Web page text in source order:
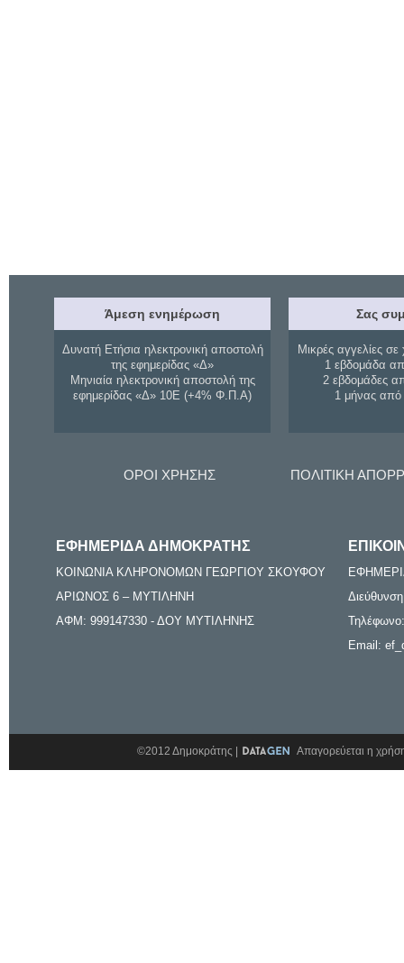
Άμεση ενημέρωση
Δυνατή Ετήσια ηλεκτρονική αποστολή
της εφημερίδας «Δ»
Μηνιαία ηλεκτρονική αποστολή της
εφημερίδας «Δ» 10Ε (+4% Φ.Π.Α)
Σας
Μικρές αγγελίες σε
1 εβδομάδα
2 εβδομάδες
1 μήνας
ΟΡΟΙ ΧΡΗΣΗΣ ΠΟΛΙΤΙΚΗ
ΕΦΗΜΕΡΙΔΑ ΔΗΜΟΚΡΑΤΗΣ
ΚΟΙΝΩΝΙΑ ΚΛΗΡΟΝΟΜΩΝ ΓΕΩΡΓΙΟΥ ΣΚΟΥΦΟΥ
ΑΡΙΩΝΟΣ 6 – ΜΥΤΙΛΗΝΗ
ΑΦΜ: 999147330 - ΔΟΥ ΜΥΤΙΛΗΝΗΣ
Email:
©2012 Δημοκράτης | Απαγορεύεται η